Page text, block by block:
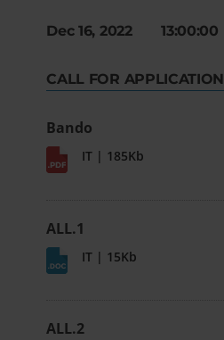
Dec 16, 2022 13:00:00
CALL FOR APPLICATION
Bando
IT | 185Kb
ALL.1
IT | 15Kb
ALL.2